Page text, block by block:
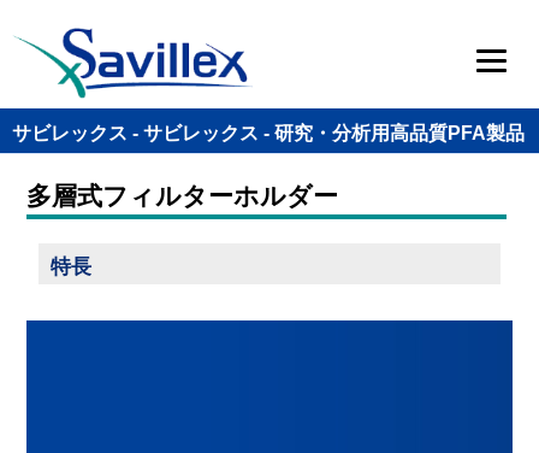
サビレックス - サビレックス - 研究・分析用高品質PFA製品
多層式フィルターホルダー
特長